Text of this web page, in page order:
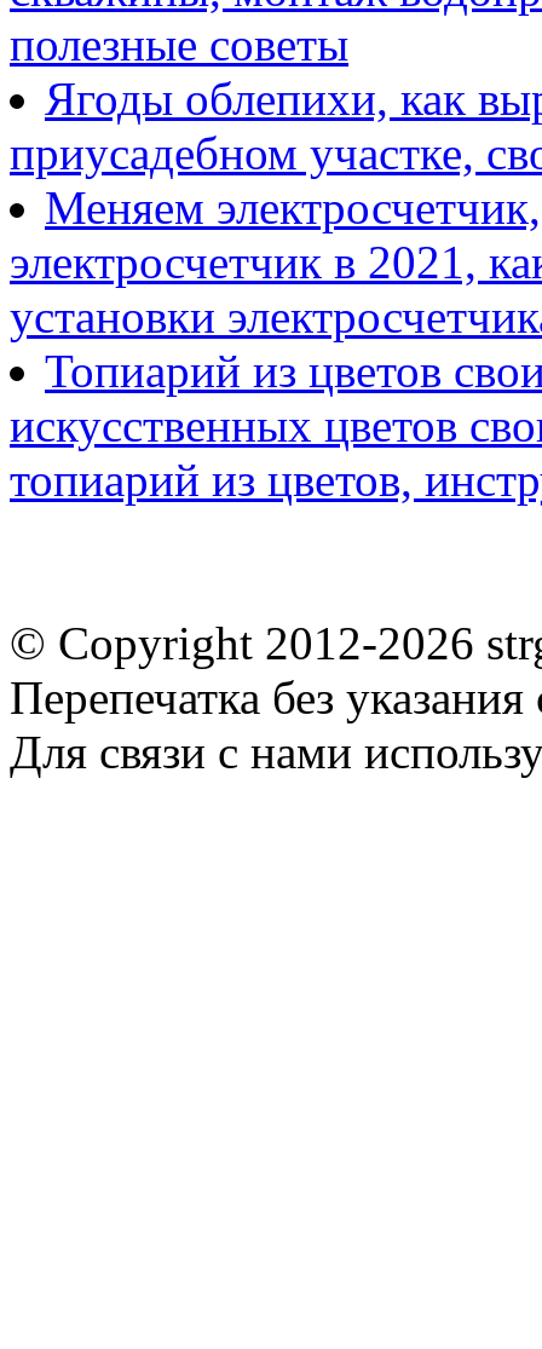
полезные советы
Ягоды облепихи, как
приусадебном участке,
Меняем
электросчетчик в 2021,
установки
Топиарий из цветов
искусственных цветов
топиарий из цветов,
© Copyright 2012-2026
Перепечатка без
Для связи с нами